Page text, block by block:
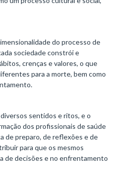
do processo de
sociedade constrói e
crenças e valores, o que
para a morte, bem como
sentidos e ritos, e o
dos profissionais de saúde
de preparo, de reflexões e de
para que os mesmos
de decisões e no enfrentamento